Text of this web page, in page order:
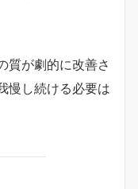
質が劇的に改善さ
慢し続ける必要は